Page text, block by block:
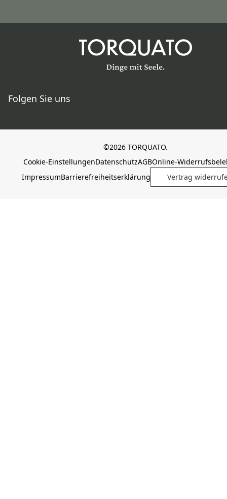
Folgen Sie uns
©2026 TORQUATO.
Cookie-EinstellungenDatenschutzAGBOnline-
ImpressumBarrierefreiheitserklärung Vertrag